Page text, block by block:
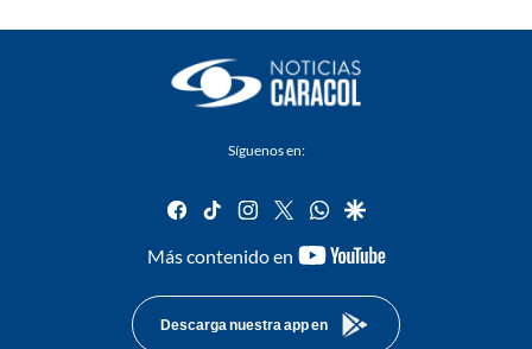
Síguenos en:
facebook
tiktok instagram
twitterwhatsapp
google
Más contenido en
youtube-
Descarga nuestra app en